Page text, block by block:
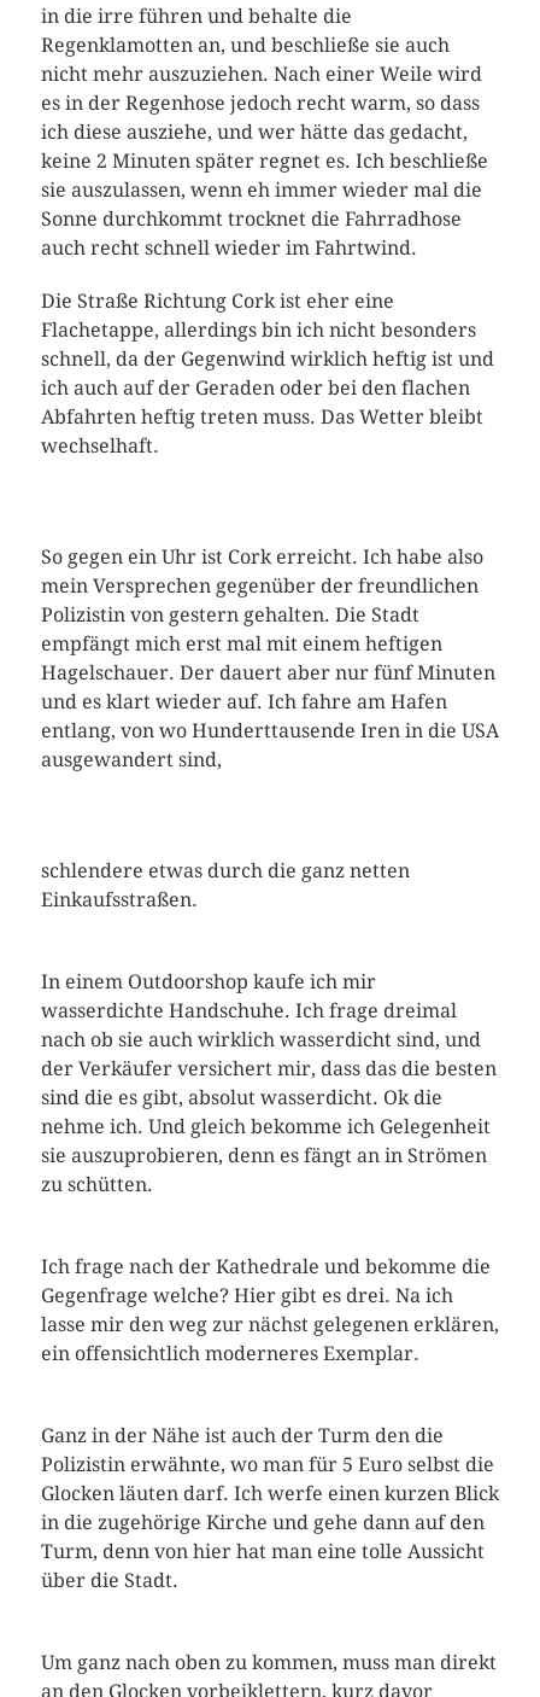
in die irre führen und behalte die
Regenklamotten an, und beschließe sie auch
nicht mehr auszuziehen. Nach einer Weile wird
es in der Regenhose jedoch recht warm, so dass
ich diese ausziehe, und wer hätte das gedacht,
keine 2 Minuten später regnet es. Ich beschließe
sie auszulassen, wenn eh immer wieder mal die
Sonne durchkommt trocknet die Fahrradhose
auch recht schnell wieder im Fahrtwind.
Die Straße Richtung Cork ist eher eine
Flachetappe, allerdings bin ich nicht besonders
schnell, da der Gegenwind wirklich heftig ist und
ich auch auf der Geraden oder bei den flachen
Abfahrten heftig treten muss. Das Wetter bleibt
wechselhaft.
So gegen ein Uhr ist Cork erreicht. Ich habe also
mein Versprechen gegenüber der freundlichen
Polizistin von gestern gehalten. Die Stadt
empfängt mich erst mal mit einem heftigen
Hagelschauer. Der dauert aber nur fünf Minuten
und es klart wieder auf. Ich fahre am Hafen
entlang, von wo Hunderttausende Iren in die USA
ausgewandert sind,
schlendere etwas durch die ganz netten
Einkaufsstraßen.
In einem Outdoorshop kaufe ich mir
wasserdichte Handschuhe. Ich frage dreimal
nach ob sie auch wirklich wasserdicht sind, und
der Verkäufer versichert mir, dass das die besten
sind die es gibt, absolut wasserdicht. Ok die
nehme ich. Und gleich bekomme ich Gelegenheit
sie auszuprobieren, denn es fängt an in Strömen
zu schütten.
Ich frage nach der Kathedrale und bekomme die
Gegenfrage welche? Hier gibt es drei. Na ich
lasse mir den weg zur nächst gelegenen erklären,
ein offensichtlich moderneres Exemplar.
Ganz in der Nähe ist auch der Turm den die
Polizistin erwähnte, wo man für 5 Euro selbst die
Glocken läuten darf. Ich werfe einen kurzen Blick
in die zugehörige Kirche und gehe dann auf den
Turm, denn von hier hat man eine tolle Aussicht
über die Stadt.
Um ganz nach oben zu kommen, muss man direkt
an den Glocken vorbeiklettern, kurz davor